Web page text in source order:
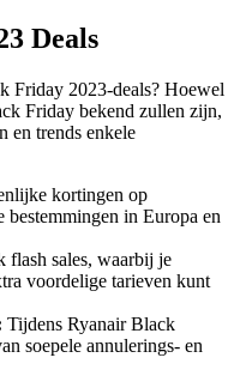
Deals
Friday 2023-deals? Hoewel
Friday bekend zullen zijn,
en trends enkele
kortingen op
bestemmingen in Europa en
flash sales, waarbij je
voordelige tarieven kunt
Tijdens Ryanair Black
soepele annulerings- en